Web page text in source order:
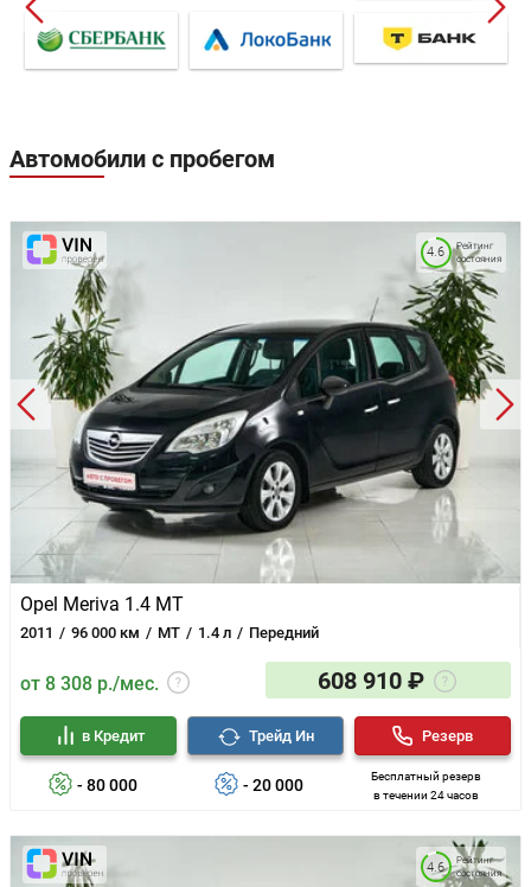
Автомобили с пробегом
Opel Meriva 1.4 MT
2011 96 000 км MT 1.4 л Передний
Рейтинг
состояния
4.6
от 8 308 р./мес. 608 910 ₽
- 80 000
в Кредит
- 20 000
Трейд Ин
Бесплатный резерв
в течении 24 часов
Резерв
Рейтинг
состояния
4.6